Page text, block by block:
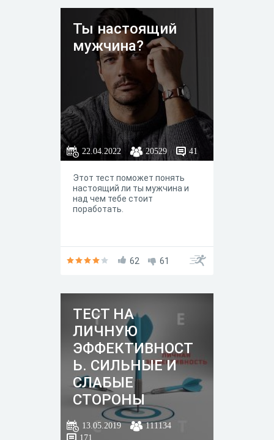
Ты настоящий
мужчина?
22.04.2022 20529 41
Этот тест поможет понять
настоящий ли ты мужчина и
над чем тебе стоит
поработать.
62 61
ТЕСТ НА
ЛИЧНУЮ
ЭФФЕКТИВНОСТ
Ь. СИЛЬНЫЕ И
СЛАБЫЕ
СТОРОНЫ
ЧЕЛОВЕКА.
13.05.2019
111134
171